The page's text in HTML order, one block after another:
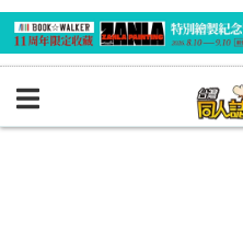
BOOKY書集倉庫